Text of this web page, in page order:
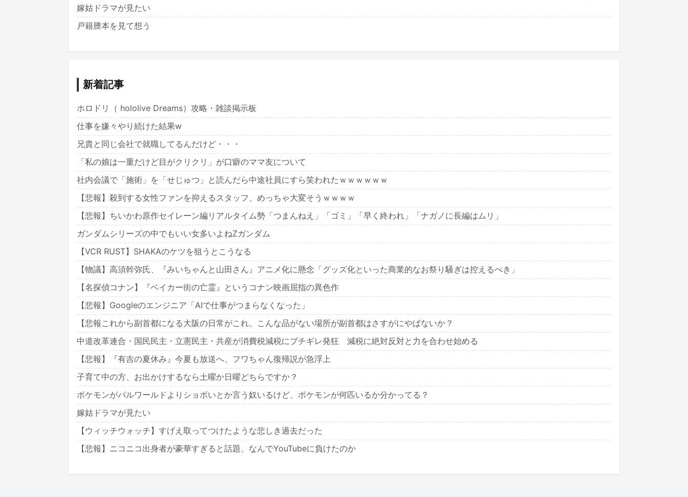
嫁姑ドラマが見たい
戸籍謄本を見て想う
新着記事
ホロドリ（ hololive Dreams）攻略・雑談掲示板
仕事を嫌々やり続けた結果w
兄貴と同じ会社で就職してるんだけど・・・
「私の娘は一重だけど目がクリクリ」が口癖のママ友について
社内会議で「施術」を「せじゅつ」と読んだら中途社員にすら笑われたｗｗｗｗｗｗ
【悲報】殺到する女性ファンを抑えるスタッフ、めっちゃ大変そうｗｗｗｗ
【悲報】ちいかわ原作セイレーン編リアルタイム勢「つまんねえ」「ゴミ」「早く終われ」「ナガノに長編はムリ」
ガンダムシリーズの中でもいい女多いよねZガンダム
【VCR RUST】SHAKAのケツを狙うとこうなる
【物議】高須幹弥氏、『みいちゃんと山田さん』アニメ化に懸念「グッズ化といった商業的なお祭り騒ぎは控えるべき」
【名探偵コナン】『ベイカー街の亡霊』というコナン映画屈指の異色作
【悲報】Googleのエンジニア「AIで仕事がつまらなくなった」
【悲報これから副首都になる大阪の日常がこれ。こんな品がない場所が副首都はさすがにやばないか？
中道改革連合・国民民主・立憲民主・共産が消費税減税にブチギレ発狂 減税に絶対反対と力を合わせ始める
【悲報】『有吉の夏休み』今夏も放送へ、フワちゃん復帰説が急浮上
子育て中の方、お出かけするなら土曜か日曜どちらですか？
ポケモンがパルワールドよりショボいとか言う奴いるけど、ポケモンが何匹いるか分かってる？
嫁姑ドラマが見たい
【ウィッチウォッチ】すげえ取ってつけたような悲しき過去だった
【悲報】ニコニコ出身者が豪華すぎると話題、なんでYouTubeに負けたのか